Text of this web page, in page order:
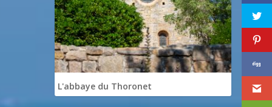
L'abbaye du Thoronet